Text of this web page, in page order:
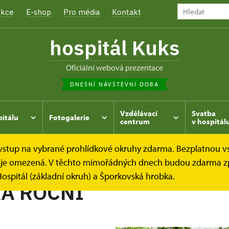
E-shop Pro média Kontakt
hospitál Kuks
oficiální webová prezentace
DNEŠNÍ NÁVŠTĚVNÍ DOBA
Fotogalerie
Vzdělávací
centrum
Svatba
v
na vybrané prohlídkové okruhy zdarma. Bezplatnou
omezená. V těchto mimořádných dnech budou zdarma
(základní okruh) a Šporkovská hrobka.
Kukský herbář - aneb co u nás roste... PAPRIKA
ROČNÍ